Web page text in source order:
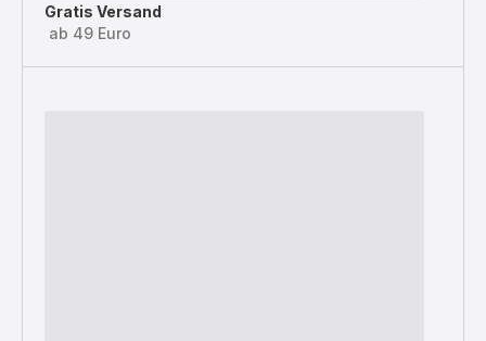
Gratis Versand
ab 49 Euro